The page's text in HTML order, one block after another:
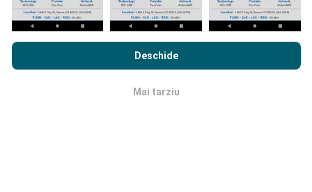
Deschide
Mai tarziu
confidențialitate și cookie-uri de utilizare
de Licență pentru Utilizatorul Finala testului nostru nPerf.
OK